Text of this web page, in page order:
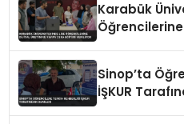
Karabük
Sinop’ta
İŞKUR